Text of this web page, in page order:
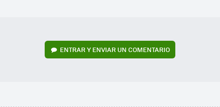
ENTRAR Y ENVIAR UN COMENTARIO